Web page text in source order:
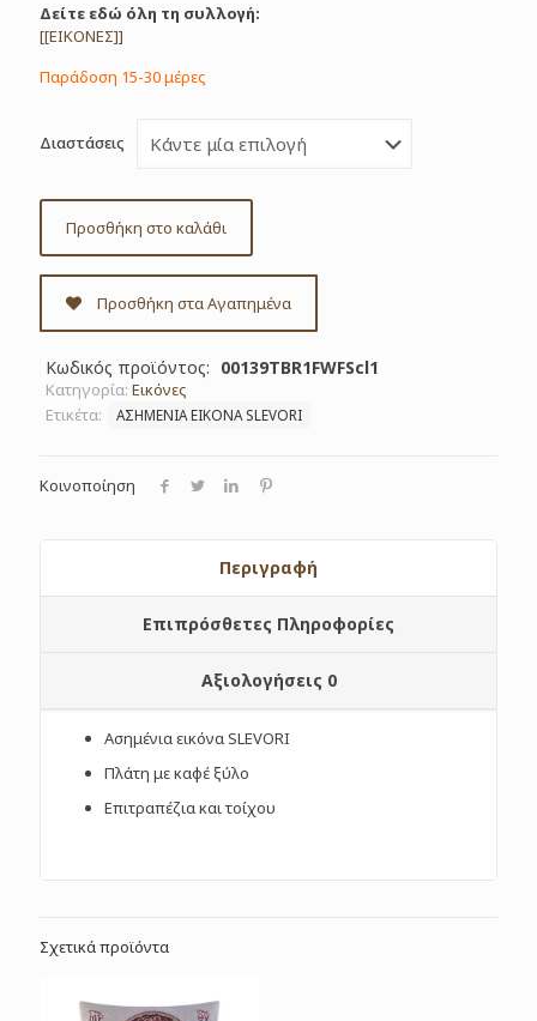
Δείτε εδώ όλη τη συλλογή:
[[ΕΙΚΟΝΕΣ]]
Παράδοση 15-30 μέρες
Διαστάσεις
Προσθήκη στο καλάθι
Προσθήκη στα Αγαπημένα
Κωδικός προϊόντος: 00139TBR1FWFScl1
Κατηγορία: Εικόνες
Ετικέτα:
ΑΣΗΜΕΝΙΑ ΕΙΚΟΝΑ SLEVORI
Κοινοποίηση
Περιγραφή
Επιπρόσθετες Πληροφορίες
Αξιολογήσεις 0
Ασημένια εικόνα SLEVORI
Πλάτη με καφέ ξύλο
Επιτραπέζια και τοίχου
Σχετικά προϊόντα